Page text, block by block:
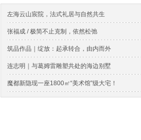
左海云山宸院，法式礼居与自然共生
张福成 / 极简不止克制，依然松弛
筑品作品｜绽放：起承转合，由内而外
连志明｜与葛姆雷雕塑共处的海边别墅
魔都新隐现一座1800㎡“美术馆”级大宅！